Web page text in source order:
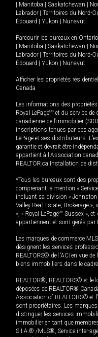
| Manitoba | Saskatchewan |
Labrador | Territoires du Nord-
Édouard | Yukon | Nunavut
Parcourir les bureaux en Ontario
| Manitoba | Saskatchewan |
Labrador | Territoires du Nord-
Édouard | Yukon | Nunavut
Afficher les propriétés
Canada
Les informations des
Royal LePageMD et du service de
canadienne de l’immobilier
inscriptions tenues par des
LePage et ses distributeurs.
garantie et devrait être
appartient à l'Association
REALTOR.ca Installation de
*Tous les bureaux sont des
comprenant la mention «
incluant sa division « Johnston
Valley Real Estate, Brokerage »,
», « Royal LePageMD Sussex », et
appartiennent et sont gérés par
Les marques de commerce
désignent les services
REALTORS® de l'ACI en vue
biens immobiliers dans le
REALTOR®, REALTORS® et
déposées de REALTOR®
Association of REALTORS® et
sont propriétaires. Les
distinguer les services
immobilier en tant que
S.I.A.® /MLS®, Service inter-